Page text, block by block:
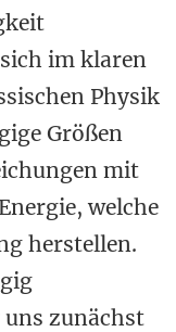
im klaren
Physik
Größen
mit
welche
herstellen.
uns zunächst